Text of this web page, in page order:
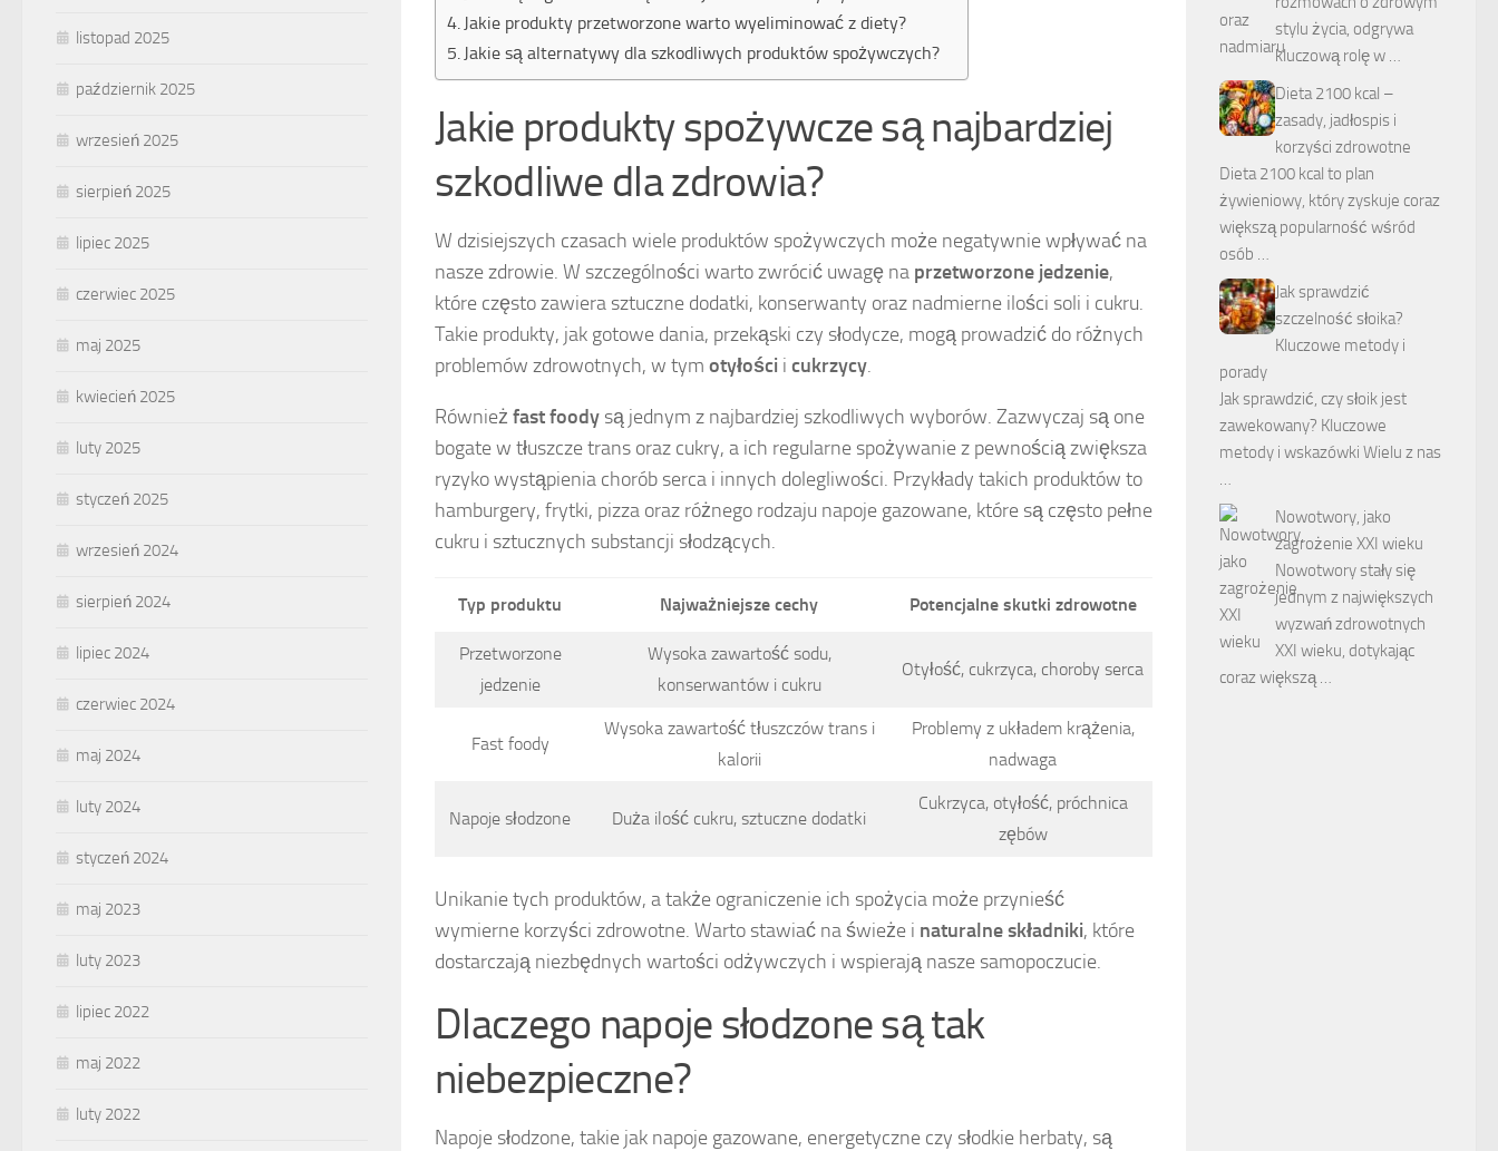
Jakie produkty przetworzone warto wyeliminować z diety?
Jakie są alternatywy dla szkodliwych produktów spożywczych?
Jakie produkty spożywcze są najbardziej
szkodliwe dla zdrowia?
W dzisiejszych czasach wiele produktów spożywczych może negatywnie wpływać na
nasze zdrowie. W szczególności warto zwrócić uwagę na przetworzone jedzenie,
które często zawiera sztuczne dodatki, konserwanty oraz nadmierne ilości soli i cukru.
Takie produkty, jak gotowe dania, przekąski czy słodycze, mogą prowadzić do różnych
problemów zdrowotnych, w tym otyłości i cukrzycy.
Również fast foody są jednym z najbardziej szkodliwych wyborów. Zazwyczaj są one
bogate w tłuszcze trans oraz cukry, a ich regularne spożywanie z pewnością zwiększa
ryzyko wystąpienia chorób serca i innych dolegliwości. Przykłady takich produktów to
hamburgery, frytki, pizza oraz różnego rodzaju napoje gazowane, które są często pełne
cukru i sztucznych substancji słodzących.
Typ produktu Najważniejsze cechy Potencjalne skutki zdrowotne
Przetworzone
jedzenie
Wysoka zawartość sodu,
konserwantów i cukru
Otyłość, cukrzyca, choroby serca
Fast foody
Wysoka zawartość tłuszczów trans i
kalorii
Problemy z układem krążenia,
nadwaga
Napoje słodzone Duża ilość cukru, sztuczne dodatki
Cukrzyca, otyłość, próchnica
zębów
Unikanie tych produktów, a także ograniczenie ich spożycia może przynieść
wymierne korzyści zdrowotne. Warto stawiać na świeże i naturalne składniki, które
dostarczają niezbędnych wartości odżywczych i wspierają nasze samopoczucie.
Dlaczego napoje słodzone są tak
niebezpieczne?
Napoje słodzone, takie jak napoje gazowane, energetyczne czy słodkie herbaty, są
listopad 2025
październik 2025
wrzesień 2025
sierpień 2025
lipiec 2025
czerwiec 2025
maj 2025
kwiecień 2025
luty 2025
styczeń 2025
wrzesień 2024
sierpień 2024
lipiec 2024
czerwiec 2024
maj 2024
luty 2024
styczeń 2024
maj 2023
luty 2023
lipiec 2022
maj 2022
luty 2022
stylu życia, odgrywa
kluczową rolę w …
Dieta 2100 kcal –
zasady, jadłospis i
korzyści zdrowotne
Dieta 2100 kcal to plan
żywieniowy, który zyskuje coraz
większą popularność wśród
osób …
Jak sprawdzić
szczelność słoika?
Kluczowe metody i
porady
Jak sprawdzić, czy słoik jest
zawekowany? Kluczowe
metody i wskazówki Wielu z nas
…
Nowotwory, jako
zagrożenie XXI wieku
Nowotwory stały się
jednym z największych
wyzwań zdrowotnych
XXI wieku, dotykając
coraz większą …